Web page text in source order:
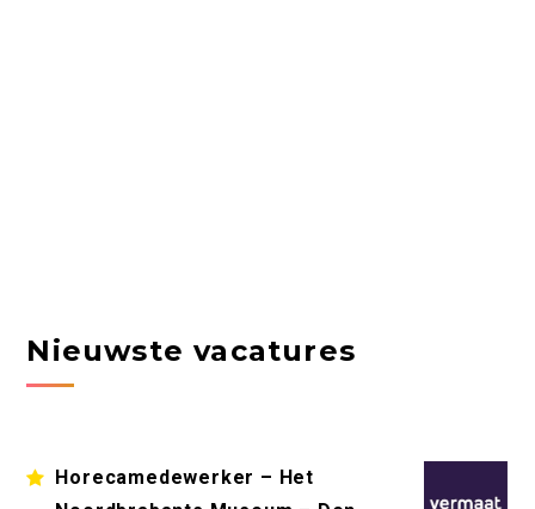
Nieuwste vacatures
Horecamedewerker – Het